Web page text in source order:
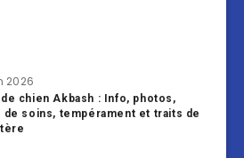
2026
de chien Akbash : Info, photos,
de soins, tempérament et traits de